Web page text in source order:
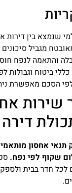
שנמצא בין דירות
מגביל
והתאמה לנפח
ביטוח וגבולות
הסכם מאפשרת
שירות
אחסון
שקוף לפי נפח.
חדר בבית